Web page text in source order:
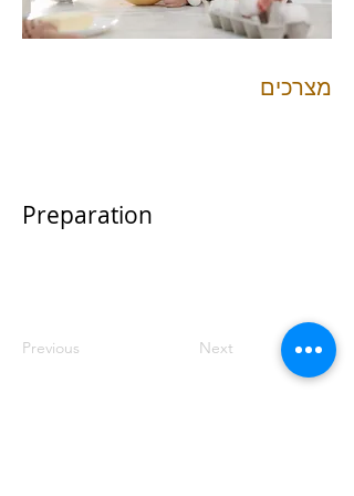
מצרכים
Preparation
Previous Next